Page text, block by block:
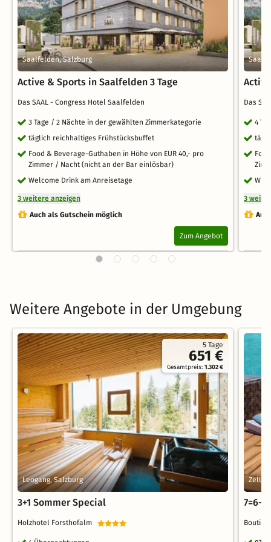
Saalfelden, Salzburg
Active & Sports in Saalfelden 3 Tage
Das SAAL - Congress Hotel Saalfelden
3 Tage / 2 Nächte in der gewählten Zimmerkategorie
täglich reichhaltiges Frühstücksbuffet
Food & Beverage-Guthaben in Höhe von EUR 40,- pro
Zimmer / Nacht (nicht an der Bar einlösbar)
Welcome Drink am Anreisetage
3 weitere anzeigen
Auch als Gutschein möglich
Zum Angebot
Das
4
3
Weitere Angebote in der Umgebung
5 Tage
651 €
Gesamtpreis:1.302 €
Leogang, Salzburg
3+1 Sommer Special
Holzhotel Forsthofalm
Zell
7=6-